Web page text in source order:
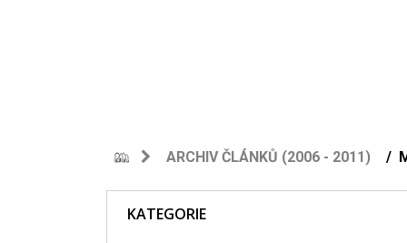
ARCHIV ČLÁNKŮ (2006 - 2011)
KATEGORIE